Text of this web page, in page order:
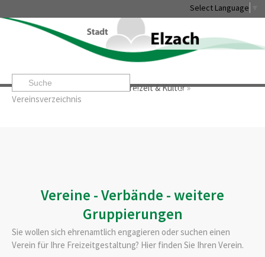
Select Language
Startseite» Freizeit & Kultur»
Vereinsverzeichnis
Leben & Erleben Rathaus & Service Stadtentwicklung &
Vereine - Verbände - weitere
Gruppierungen
Sie wollen sich ehrenamtlich engagieren oder suchen einen
Verein für Ihre Freizeitgestaltung? Hier finden Sie Ihren Verein.